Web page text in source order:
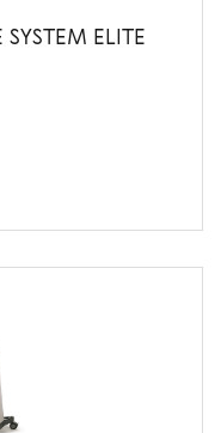
ELITE